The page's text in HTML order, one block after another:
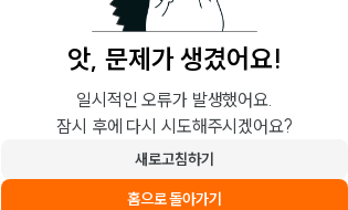
앗, 문제가 생겼어요!
일시적인 오류가 발생했어요.
잠시 후에 다시 시도해주시겠어요?
새로고침하기
홈으로 돌아가기